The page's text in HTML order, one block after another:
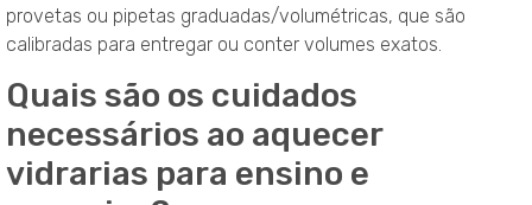
provetas ou pipetas graduadas/volumétricas, que são
calibradas para entregar ou conter volumes exatos.
Quais são os cuidados
necessários ao aquecer
vidrarias para ensino e